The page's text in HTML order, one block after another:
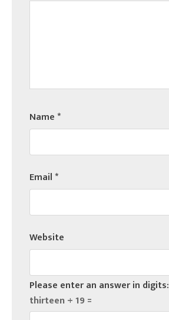
Name*
Email*
Website
Please enter an answer in digits:
thirteen + 19 =